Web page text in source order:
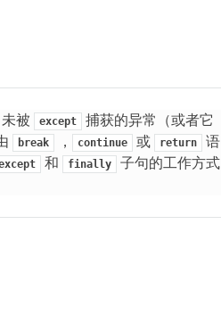
被 except
捕获的异常（或者它
break ， continue 或 return
语
和 finally
子句的工作方式